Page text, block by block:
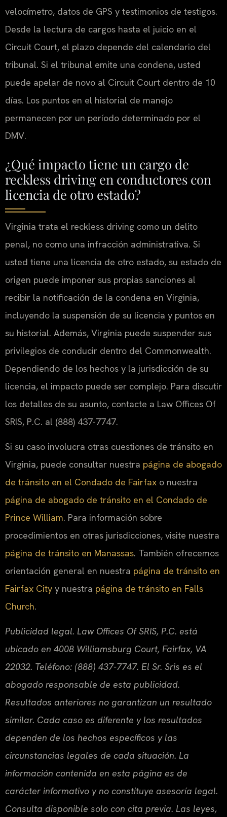
velocímetro, datos de GPS y testimonios de testigos.
Desde la lectura de cargos hasta el juicio en el
Circuit Court, el plazo depende del calendario del
tribunal. Si el tribunal emite una condena, usted
puede apelar de novo al Circuit Court dentro de 10
días. Los puntos en el historial de manejo
permanecen por un período determinado por el
DMV.
¿Qué impacto tiene un cargo de
reckless driving en conductores con
licencia de otro estado?
Virginia trata el reckless driving como un delito
penal, no como una infracción administrativa. Si
usted tiene una licencia de otro estado, su estado de
origen puede imponer sus propias sanciones al
recibir la notificación de la condena en Virginia,
incluyendo la suspensión de su licencia y puntos en
su historial. Además, Virginia puede suspender sus
privilegios de conducir dentro del Commonwealth.
Dependiendo de los hechos y la jurisdicción de su
licencia, el impacto puede ser complejo. Para discutir
los detalles de su asunto, contacte a Law Offices Of
SRIS, P.C. al (888) 437-7747.
Si su caso involucra otras cuestiones de tránsito en
Virginia, puede consultar nuestra página de abogado
de tránsito en el Condado de Fairfax o nuestra
página de abogado de tránsito en el Condado de
Prince William. Para información sobre
procedimientos en otras jurisdicciones, visite nuestra
página de tránsito en Manassas. También ofrecemos
orientación general en nuestra página de tránsito en
Fairfax City y nuestra página de tránsito en Falls
Church.
Publicidad legal. Law Offices Of SRIS, P.C. está
ubicado en 4008 Williamsburg Court, Fairfax, VA
22032. Teléfono: (888) 437-7747. El Sr. Sris es el
abogado responsable de esta publicidad.
Resultados anteriores no garantizan un resultado
similar. Cada caso es diferente y los resultados
dependen de los hechos específicos y las
circunstancias legales de cada situación. La
información contenida en esta página es de
carácter informativo y no constituye asesoría legal.
Consulta disponible solo con cita previa. Las leyes,